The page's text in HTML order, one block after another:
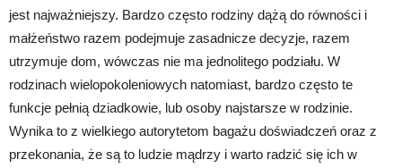
jest najważniejszy. Bardzo często rodziny dążą do równości i
małżeństwo razem podejmuje zasadnicze decyzje, razem
utrzymuje dom, wówczas nie ma jednolitego podziału. W
rodzinach wielopokoleniowych natomiast, bardzo często te
funkcje pełnią dziadkowie, lub osoby najstarsze w rodzinie.
Wynika to z wielkiego autorytetom bagażu doświadczeń oraz z
przekonania, że są to ludzie mądrzy i warto radzić się ich w